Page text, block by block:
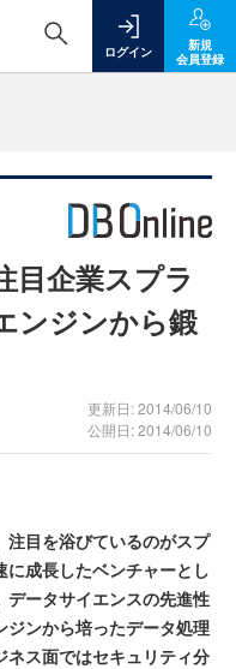
ログイン
新規
会員登録
目企業スプラ
ンジンから鍛
更新日: 2014/06/10
公開日: 2014/06/10
目を浴びているのがスプ
成長したベンチャーとし
ータサイエンスの先進性
ンから培ったデータ処理
ス面ではセキュリティ分